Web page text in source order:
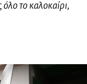
το καλοκαίρι,